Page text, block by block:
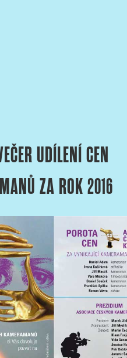
UDÍLENÍ CEN
ZA ROK 2016